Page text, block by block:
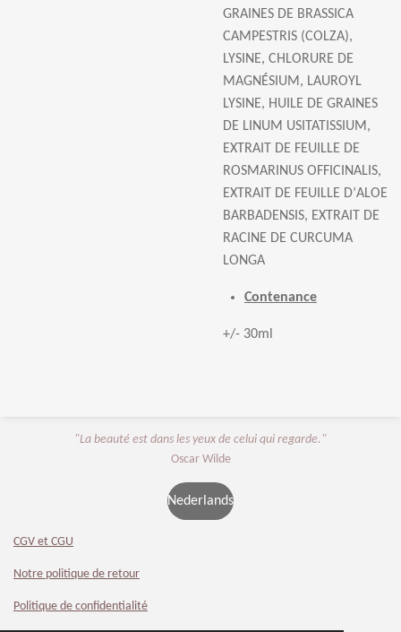
GRAINES DE BRASSICA
CAMPESTRIS (COLZA),
LYSINE, CHLORURE DE
MAGN ÉSIUM, LAUROYL
LYSINE, HUILE DE GRAINES
DE LINUM USITATISSIUM,
EXTRAIT DE FEUILLE DE
ROSMARINUS OFFICINALIS,
EXTRAIT DE FEUILLE D’ALOE
BARBADENSIS, EXTRAIT DE
RACINE DE CURCUMA
LONGA
Contenance
+/- 30ml
"La beauté est dans les yeux de celui qui regarde."
Oscar Wilde
Nederlands
CGV et CGU
Notre politique de retour
Politique de confidentialité